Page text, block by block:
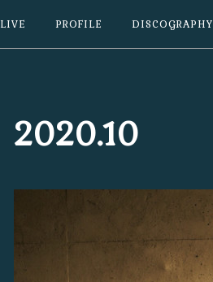
LIVE PROFILE DISCOGRAPHY
2020.10